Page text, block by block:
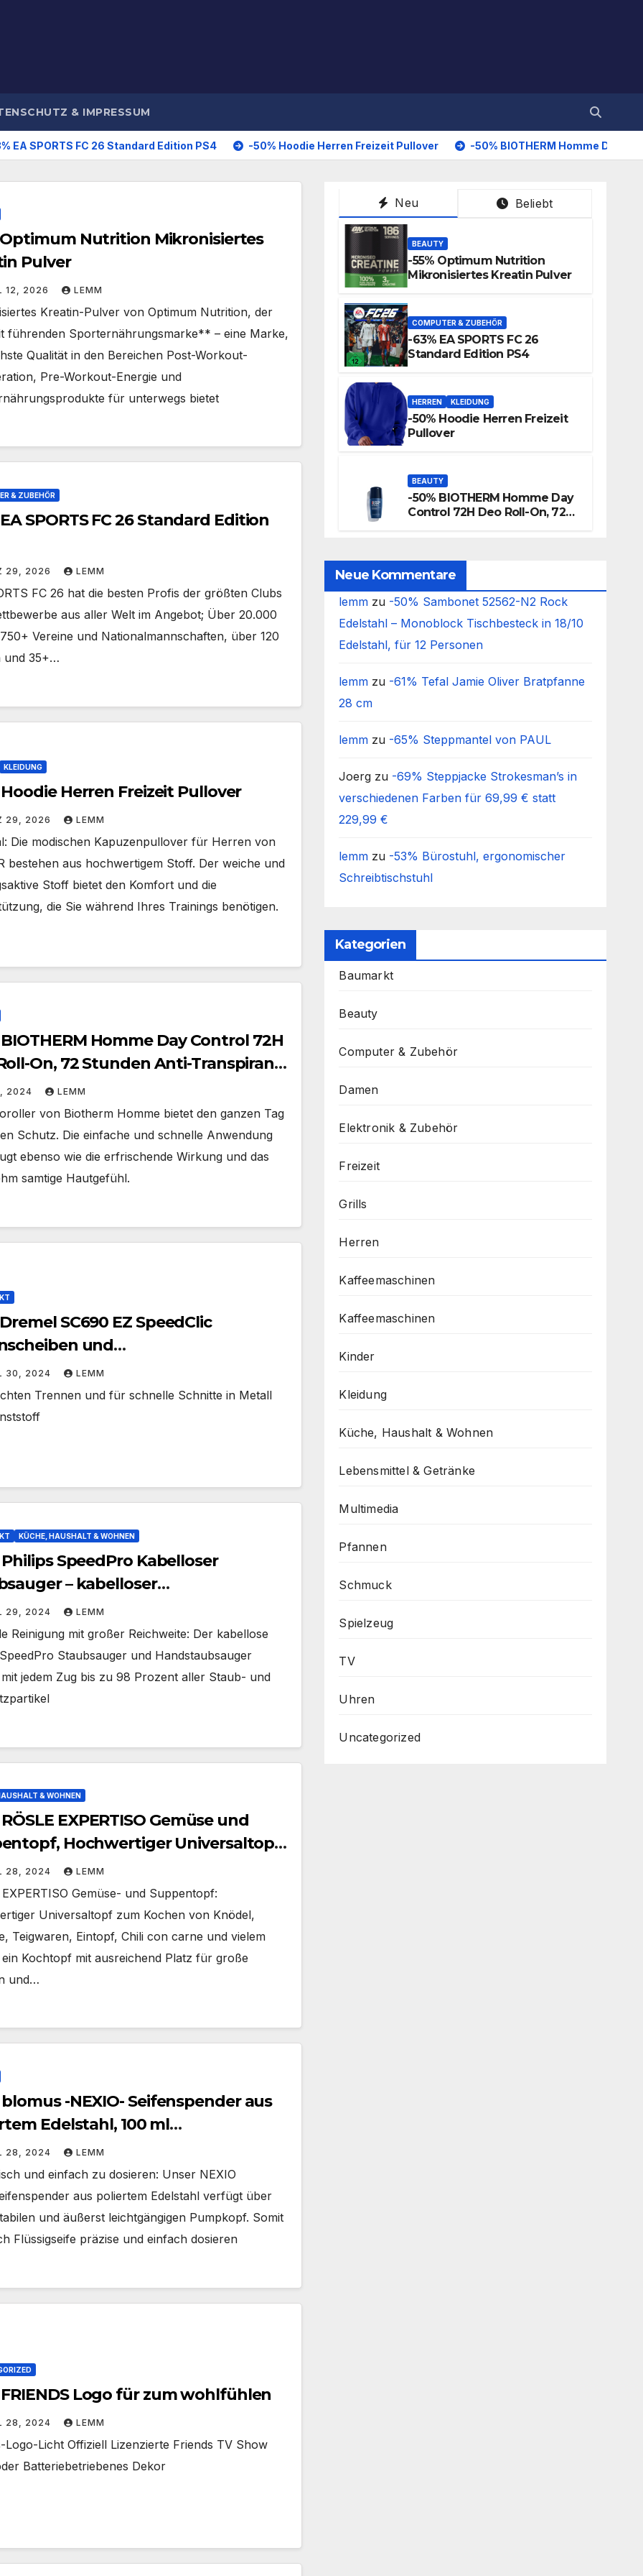
& IMPRESSUM
FC 26 Standard Edition PS4 -50% Hoodie Herren Freizeit Pullover -50% BIOTHERM Homme Day Control 72H
Optimum Nutrition Mikronisiertes
Pulver
12, 2026 LEMM
Kreatin-Pulver von Optimum Nutrition, der
führenden Sporternährungsmarke** – eine Marke,
Qualität in den Bereichen Post-Workout-
Pre-Workout-Energie und
für unterwegs bietet
& ZUBEHÖR
SPORTS FC 26 Standard Edition
29, 2026 LEMM
FC 26 hat die besten Profis der größten Clubs
aus aller Welt im Angebot; Über 20.000
Vereine und Nationalmannschaften, über 120
und 35+…
KLEIDUNG
Hoodie Herren Freizeit Pullover
29, 2026 LEMM
Die modischen Kapuzenpullover für Herren von
bestehen aus hochwertigem Stoff. Der weiche und
Stoff bietet den Komfort und die
die Sie während Ihres Trainings benötigen.
BIOTHERM Homme Day Control 72H
On, 72 Stunden Anti-Transpirant
Deo
2024 LEMM
von Biotherm Homme bietet den ganzen Tag
Schutz. Die einfache und schnelle Anwendung
ebenso wie die erfrischende Wirkung und das
samtige Hautgefühl.
SC690 EZ SpeedClic
und
Schneide-Set
A]
30, 2024 LEMM
Trennen und für schnelle Schnitte in Metall
KÜCHE, HAUSHALT & WOHNEN
Philips SpeedPro Kabelloser
– kabelloser
mit 180-Grad-Saugdüse
30 Minuten Reinigungskraft
01) White
29, 2024 LEMM
Reinigung mit großer Reichweite: Der kabellose
Staubsauger und Handstaubsauger
jedem Zug bis zu 98 Prozent aller Staub- und
& WOHNEN
EXPERTISO Gemüse und
Hochwertiger Universaltopf
18/10, 24 cm, Glasdeckel,
induktionsgeeignet,
Silberfarben
28, 2024 LEMM
EXPERTISO Gemüse- und Suppentopf:
Universaltopf zum Kochen von Knödel,
Teigwaren, Eintopf, Chili con carne und vielem
ein Kochtopf mit ausreichend Platz für große
und…
blomus -NEXIO- Seifenspender aus
Edelstahl, 100 ml
28, 2024 LEMM
und einfach zu dosieren: Unser NEXIO
aus poliertem Edelstahl verfügt über
und äußerst leichtgängigen Pumpkopf. Somit
Flüssigseife präzise und einfach dosieren
FRIENDS Logo für zum wohlfühlen
28, 2024 LEMM
Logo-Licht Offiziell Lizenzierte Friends TV Show
Batteriebetriebenes Dekor
Neu Beliebt
BEAUTY
-55% Optimum Nutrition
Mikronisiertes Kreatin Pulver
COMPUTER & ZUBEHÖR
-63% EA SPORTS FC 26
Standard Edition PS4
HERREN KLEIDUNG
-50% Hoodie Herren Freizeit
Pullover
BEAUTY
-50% BIOTHERM Homme Day
Control 72H Deo Roll-On, 72
Neue Kommentare
lemm zu -50% Sambonet 52562-N2 Rock
Edelstahl – Monoblock Tischbesteck in 18/10
Edelstahl, für 12 Personen
lemm zu -61% Tefal Jamie Oliver Bratpfanne
28 cm
lemm zu -65% Steppmantel von PAUL
Joerg zu -69% Steppjacke Strokesman’s in
verschiedenen Farben für 69,99 € statt
229,99 €
lemm zu -53% Bürostuhl, ergonomischer
Schreibtischstuhl
Kategorien
Baumarkt
Beauty
Computer & Zubehör
Damen
Elektronik & Zubehör
Freizeit
Grills
Herren
Kaffeemaschinen
Kaffeemaschinen
Kinder
Kleidung
Küche, Haushalt & Wohnen
Lebensmittel & Getränke
Multimedia
Pfannen
Schmuck
Spielzeug
TV
Uhren
Uncategorized